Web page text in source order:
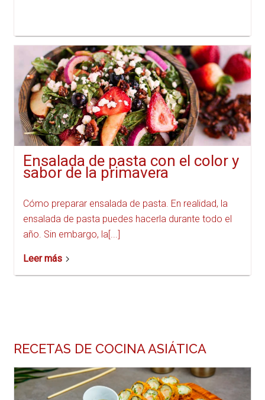
Ensalada de pasta con el color y
sabor de la primavera
Cómo preparar ensalada de pasta. En realidad, la
ensalada de pasta puedes hacerla durante todo el
año. Sin embargo, la[...]
Leer más
RECETAS DE COCINA ASIÁTICA